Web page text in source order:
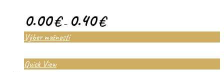
0.00€– 0.40€
Výber možností
Quick View